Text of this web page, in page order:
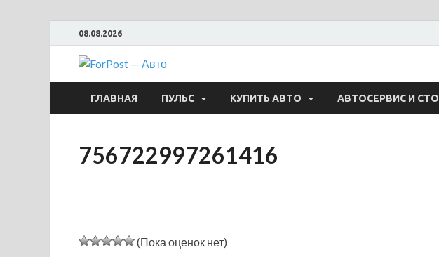
08.08.2026
ForPost — Авто
ГЛАВНАЯ ПУЛЬС КУПИТЬ АВТО АВТОСЕРВИС И СТО
756722997261416
(Пока оценок нет)